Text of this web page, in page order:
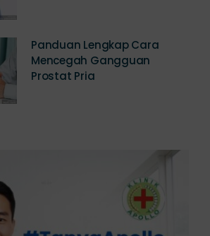
Panduan Lengkap Cara
Mencegah Gangguan
Prostat Pria